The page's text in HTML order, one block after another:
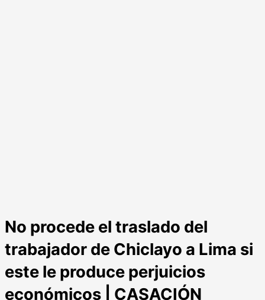
No procede el traslado del
trabajador de Chiclayo a Lima si
este le produce perjuicios
económicos | CASACIÓN